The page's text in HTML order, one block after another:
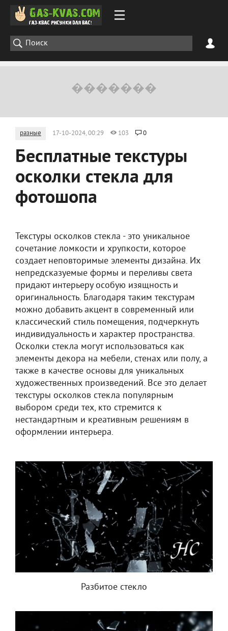
разные 17-10-2024, 00:29 103 0
Бесплатные текстуры
осколки стекла для
фотошопа
Текстуры осколков стекла - это уникальное
сочетание ломкости и хрупкости, которое
создает неповторимые элементы дизайна. Их
непредсказуемые формы и переливы света
придают интерьеру особую изящность и
оригинальность. Благодаря таким текстурам
можно добавить акцент в современный или
классический стиль помещения, подчеркнуть
индивидуальность и характер пространства.
Осколки стекла могут использоваться как
элементы декора на мебели, стенах или полу, а
также в качестве основы для уникальных
художественных произведений. Все это делает
текстуры осколков стекла популярным
выбором среди тех, кто стремится к
нестандартным и креативным решениям в
оформлении интерьера.
Разбитое стекло